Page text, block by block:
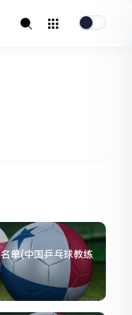
单(中国乒乓球教练